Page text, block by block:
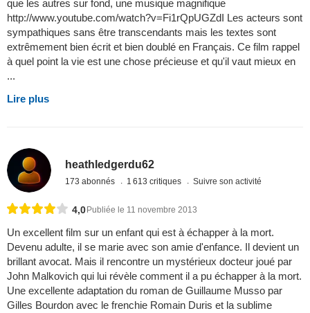
que les autres sur fond, une musique magnifique
http://www.youtube.com/watch?v=Fi1rQpUGZdI Les acteurs sont
sympathiques sans être transcendants mais les textes sont
extrêmement bien écrit et bien doublé en Français. Ce film rappel
à quel point la vie est une chose précieuse et qu'il vaut mieux en
...
Lire plus
heathledgerdu62
173 abonnés 1 613 critiques Suivre son activité
4,0 Publiée le 11 novembre 2013
Un excellent film sur un enfant qui est à échapper à la mort.
Devenu adulte, il se marie avec son amie d'enfance. Il devient un
brillant avocat. Mais il rencontre un mystérieux docteur joué par
John Malkovich qui lui révèle comment il a pu échapper à la mort.
Une excellente adaptation du roman de Guillaume Musso par
Gilles Bourdon avec le frenchie Romain Duris et la sublime